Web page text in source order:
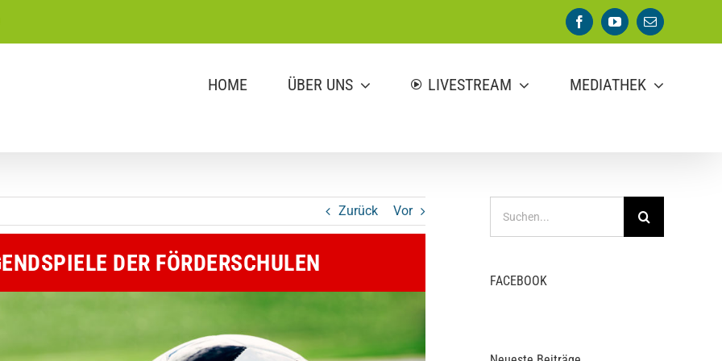
FacebookYouTube
E-
Mail
HOME ÜBER UNS LIVESTREAM MEDIATHEK
Zurück Vor
DER FÖRDERSCHULEN
nach:
FACEBOOK